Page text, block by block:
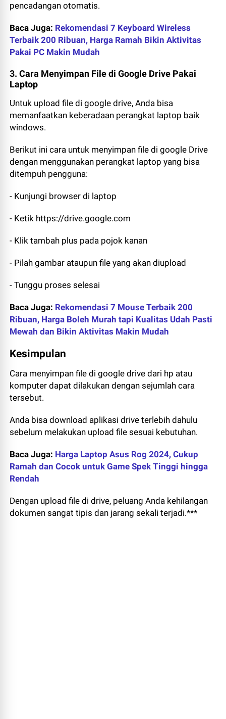
pencadangan otomatis.
Baca Juga: Rekomendasi 7 Keyboard Wireless
Terbaik 200 Ribuan, Harga Ramah Bikin Aktivitas
Pakai PC Makin Mudah
3. Cara Menyimpan File di Google Drive Pakai
Laptop
Untuk upload file di google drive, Anda bisa
memanfaatkan keberadaan perangkat laptop baik
windows.
Berikut ini cara untuk menyimpan file di google Drive
dengan menggunakan perangkat laptop yang bisa
ditempuh pengguna:
- Kunjungi browser di laptop
- Ketik https://drive.google.com
- Klik tambah plus pada pojok kanan
- Pilah gambar ataupun file yang akan diupload
- Tunggu proses selesai
Baca Juga: Rekomendasi 7 Mouse Terbaik 200
Ribuan, Harga Boleh Murah tapi Kualitas Udah Pasti
Mewah dan Bikin Aktivitas Makin Mudah
Kesimpulan
Cara menyimpan file di google drive dari hp atau
komputer dapat dilakukan dengan sejumlah cara
tersebut.
Anda bisa download aplikasi drive terlebih dahulu
sebelum melakukan upload file sesuai kebutuhan.
Baca Juga: Harga Laptop Asus Rog 2024, Cukup
Ramah dan Cocok untuk Game Spek Tinggi hingga
Rendah
Dengan upload file di drive, peluang Anda kehilangan
dokumen sangat tipis dan jarang sekali terjadi.***